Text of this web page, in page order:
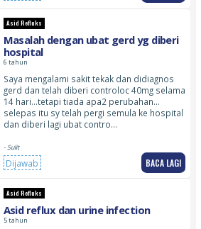
Asid Refluks
Masalah dengan ubat gerd yg diberi
hospital
6 tahun
Saya mengalami sakit tekak dan didiagnos
gerd dan telah diberi controloc 40mg selama
14 hari…tetapi tiada apa2 perubahan…
selepas itu sy telah pergi semula ke hospital
dan diberi lagi ubat contro…
- Sulit
Dijawab BACA LAGI
Asid Refluks
Asid reflux dan urine infection
5 tahun